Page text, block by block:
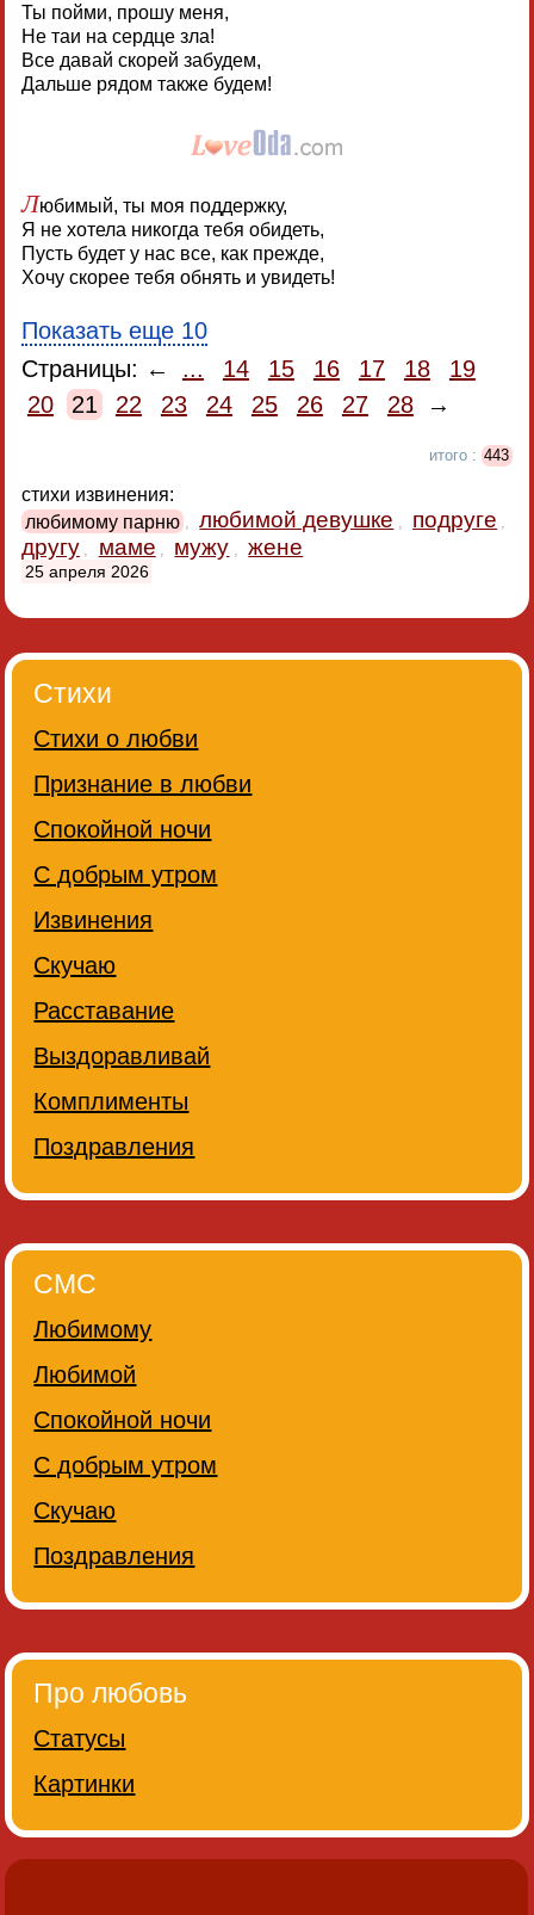
Ты пойми, прошу меня,
Не таи на сердце зла!
Все давай скорей забудем,
Дальше рядом также будем!
Любимый, ты моя поддержку,
Я не хотела никогда тебя обидеть,
Пусть будет у нас все, как прежде,
Хочу скорее тебя обнять и увидеть!
Показать еще 10
Страницы: ←
... 14 15 16 17 18
19
20
21 22 23 24 25 26 27 28 →
итого : 443
стихи извинения:
любимому парню , любимой девушке , подруге ,
другу , маме , мужу , жене
25 апреля 2026
Стихи
Стихи о любви
Признание в любви
Спокойной ночи
С добрым утром
Извинения
Скучаю
Расставание
Выздоравливай
Комплименты
Поздравления
СМС
Любимому
Любимой
Спокойной ночи
С добрым утром
Скучаю
Поздравления
Про любовь
Статусы
Картинки